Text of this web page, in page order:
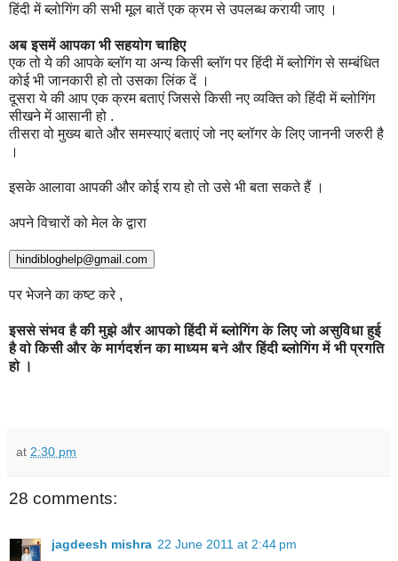
हिंदी में ब्लोगिंग की सभी मूल बातें एक क्रम से उपलब्ध करायी जाए ।
अब इसमें आपका भी सहयोग चाहिए
एक तो ये की आपके ब्लॉग या अन्य किसी ब्लॉग पर हिंदी में ब्लोगिंग से सम्बंधित
कोई भी जानकारी हो तो उसका लिंक दें ।
दूसरा ये की आप एक क्रम बताएं जिससे किसी नए व्यक्ति को हिंदी में ब्लोगिंग
सीखने में आसानी हो .
तीसरा वो मुख्य बाते और समस्याएं बताएं जो नए ब्लॉगर के लिए जाननी जरुरी है
।
इसके आलावा आपकी और कोई राय हो तो उसे भी बता सकते हैं ।
अपने विचारों को मेल के द्वारा
पर भेजने का कष्ट करे ,
इससे संभव है की मुझे और आपको हिंदी में ब्लोगिंग के लिए जो असुविधा हुई
है वो किसी और के मार्गदर्शन का माध्यम बने और हिंदी ब्लोगिंग में भी प्रगति
हो ।
at 2:30 pm
28 comments:
jagdeesh mishra 22 June 2011 at 2:44 pm